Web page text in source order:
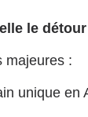
le
majeures :
unique en